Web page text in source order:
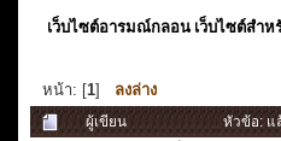
เว็บไซต์อารมณ์กลอน เว็บไซต์สำ
หน้า: [1] ลงล่าง
ผู้เขียน
หัวข้อ: แ